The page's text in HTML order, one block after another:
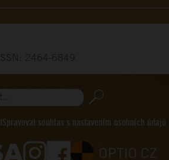
Spravovat souhlas s nastavením osobních údajů